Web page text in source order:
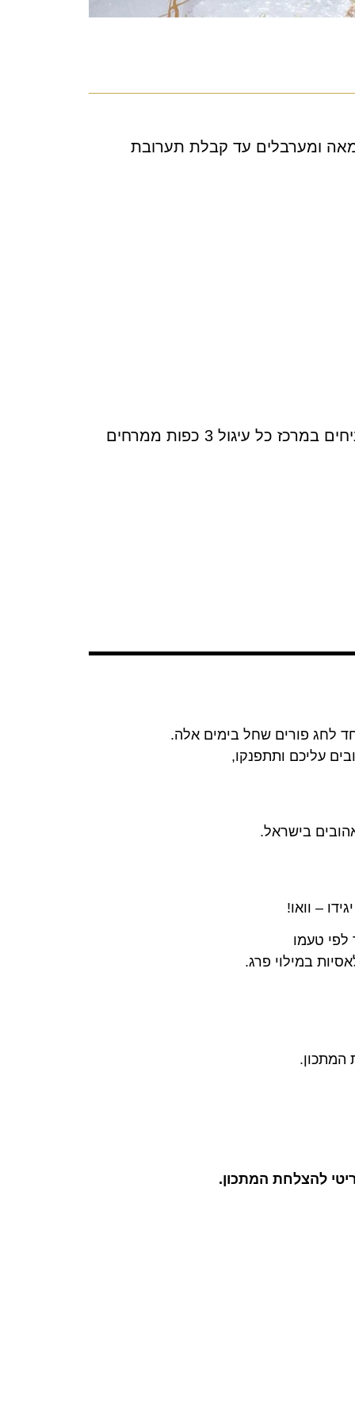
ומערבלים עד קבלת תערובת
חותכים לעיגול גדול, מניחים צלחת על המלבן וחותכים בעזרת סכין חדה בהיקף, מניחים במרכז כל עיגול 3 כפות ממרחים
בישראל.
– וואו!
לפי טעמו
במילוי פרג.
המתכון.
להצלחת המתכון.